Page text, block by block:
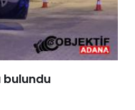
bulundu